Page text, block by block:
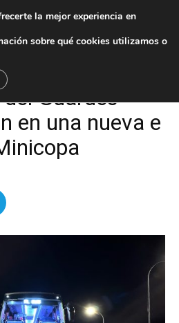
Guardés
en una nueva e
la mejor experiencia en
sobre qué cookies utilizamos o